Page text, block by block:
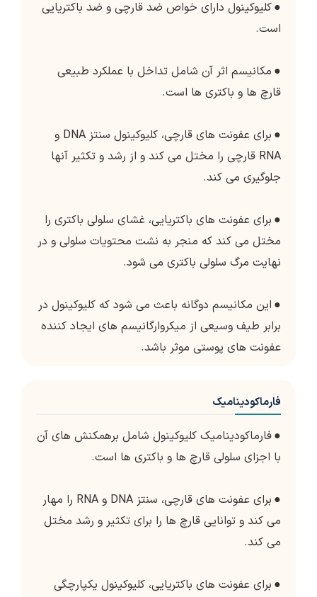
●کلیوکینول دارای خواص ضد قارچی و ضد باکتریایی
است.
● مکانیسم اثر آن شامل تداخل با عملکرد طبیعی
قارچ ها و باکتری ها است.
●
برای عفونت های قارچی، کلیوکینول سنتز DNA و
RNA قارچی را مختل می کند و از رشد و تکثیر آنها
جلوگیری می کند.
● برای عفونت های باکتریایی، غشای سلولی باکتری را
مختل می کند که منجر به نشت محتویات سلولی و در
نهایت مرگ سلولی باکتری می شود.
● این مکانیسم دوگانه باعث می شود که کلیوکینول در
برابر طیف وسیعی از میکروارگانیسم های ایجاد کننده
عفونت های پوستی موثر باشد.
فارماکودینامیک
●فارماکودینامیک کلیوکینول شامل برهمکنش های آن
با اجزای سلولی قارچ ها و باکتری ها است.
●
برای عفونت های قارچی، سنتز DNA و RNA را مهار
می کند و توانایی قارچ ها را برای تکثیر و رشد مختل
می کند.
● برای عفونت های باکتریایی، کلیوکینول یکپارچگی